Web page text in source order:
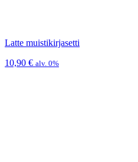
Latte muistikirjasetti
10,90 € alv. 0%